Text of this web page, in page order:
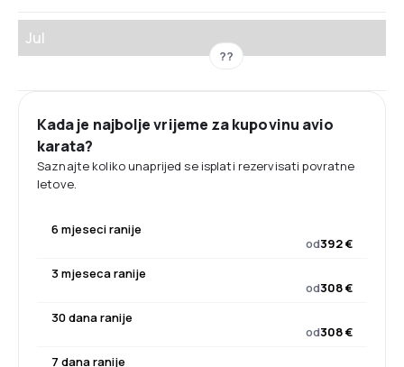
Jul
??
Kada je najbolje vrijeme za kupovinu avio
karata?
Saznajte koliko unaprijed se isplati rezervisati povratne
letove.
6 mjeseci ranije
od392 €
3 mjeseca ranije
od308 €
30 dana ranije
od308 €
7 dana ranije